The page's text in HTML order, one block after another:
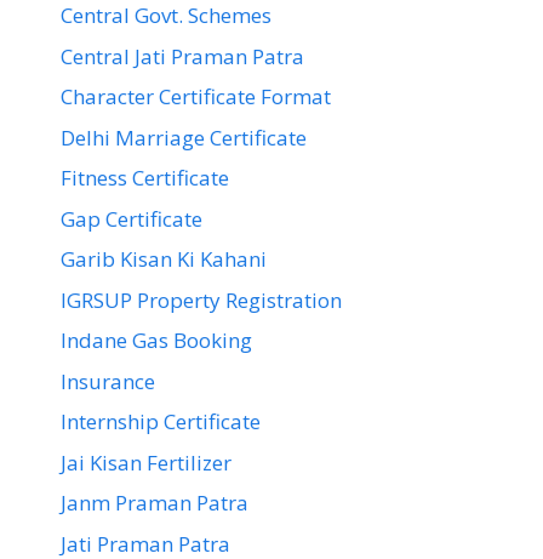
Central Govt. Schemes
Central Jati Praman Patra
Character Certificate Format
Delhi Marriage Certificate
Fitness Certificate
Gap Certificate
Garib Kisan Ki Kahani
IGRSUP Property Registration
Indane Gas Booking
Insurance
Internship Certificate
Jai Kisan Fertilizer
Janm Praman Patra
Jati Praman Patra